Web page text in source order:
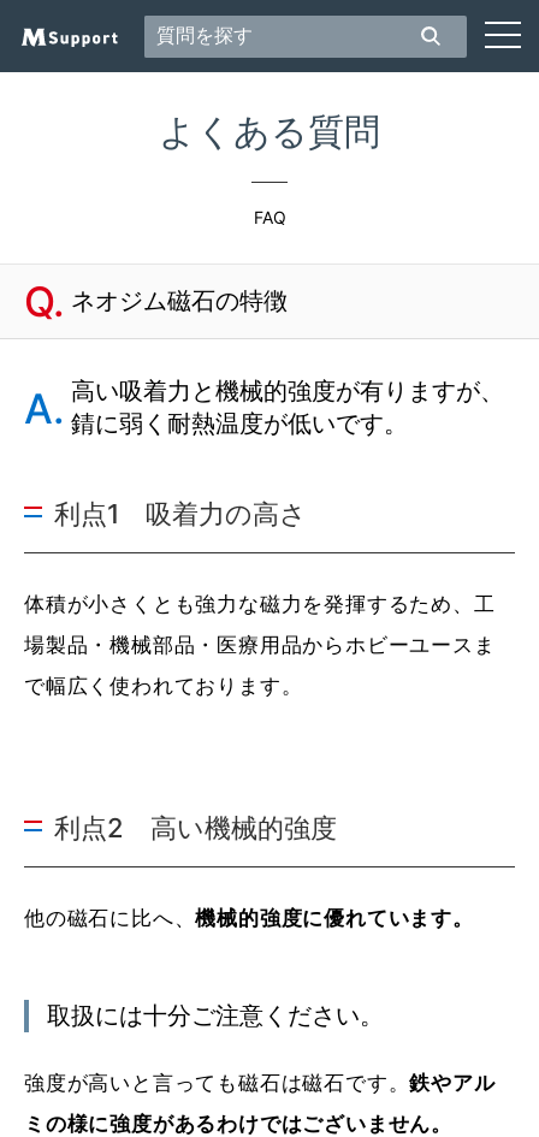
よくある質問
FAQ
ネオジム磁石の特徴
高い吸着力と機械的強度が有りますが、
錆に弱く耐熱温度が低いです。
利点1 吸着力の高さ
体積が小さくとも強力な磁力を発揮するため、工
場製品・機械部品・医療用品からホビーユースま
で幅広く使われております。
利点2 高い機械的強度
他の磁石に比へ、機械的強度に優れています。
取扱には十分ご注意ください。
強度が高いと言っても磁石は磁石です。鉄やアル
ミの様に強度があるわけではございません。